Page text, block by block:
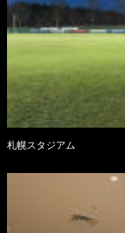
札幌スタジアム